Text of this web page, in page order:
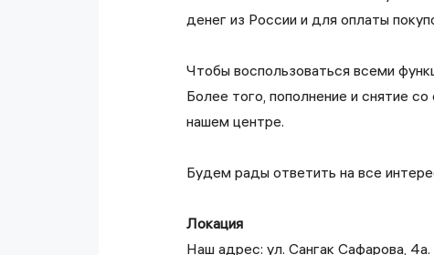
денег из России и для оплаты
Чтобы воспользоваться всеми
Более того, пополнение и снятие
нашем центре.
Будем рады ответить на все
Локация
Наш адрес: ул. Сангак Сафарова,